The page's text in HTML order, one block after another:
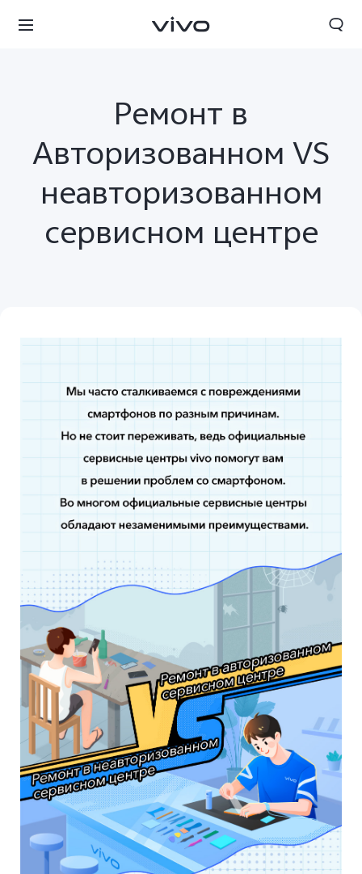
Ремонт в
Авторизованном VS
неавторизованном
сервисном центре